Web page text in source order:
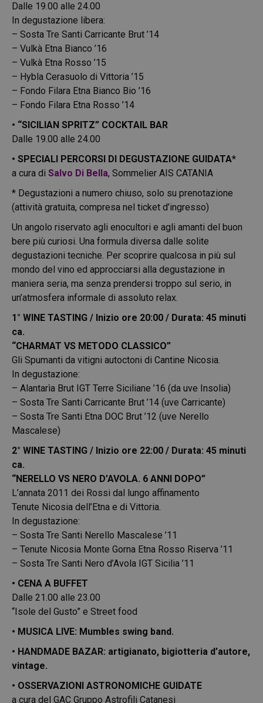
Dalle 19.00 alle 24.00
In degustazione libera:
– Sosta Tre Santi Carricante Brut ’14
– Vulkà Etna Bianco ’16
– Vulkà Etna Rosso ’15
– Hybla Cerasuolo di Vittoria ’15
– Fondo Filara Etna Bianco Bio ’16
– Fondo Filara Etna Rosso ’14
• “SICILIAN SPRITZ” COCKTAIL BAR
Dalle 19.00 alle 24.00
• SPECIALI PERCORSI DI DEGUSTAZIONE GUIDATA*
a cura di Salvo Di Bella, Sommelier AIS CATANIA
* Degustazioni a numero chiuso, solo su prenotazione
(attività gratuita, compresa nel ticket d’ingresso)
Un angolo riservato agli enocultori e agli amanti del buon
bere più curiosi. Una formula diversa dalle solite
degustazioni tecniche. Per scoprire qualcosa in più sul
mondo del vino ed approcciarsi alla degustazione in
maniera seria, ma senza prendersi troppo sul serio, in
un’atmosfera informale di assoluto relax.
1° WINE TASTING / Inizio ore 20:00 / Durata: 45 minuti
ca.
“CHARMAT VS METODO CLASSICO”
Gli Spumanti da vitigni autoctoni di Cantine Nicosia.
In degustazione:
– Alantarìa Brut IGT Terre Siciliane ’16 (da uve Insolia)
– Sosta Tre Santi Carricante Brut ’14 (uve Carricante)
– Sosta Tre Santi Etna DOC Brut ’12 (uve Nerello
Mascalese)
2° WINE TASTING / Inizio ore 22:00 / Durata: 45 minuti
ca.
“NERELLO VS NERO D’AVOLA. 6 ANNI DOPO”
L’annata 2011 dei Rossi dal lungo affinamento
Tenute Nicosia dell’Etna e di Vittoria.
In degustazione:
– Sosta Tre Santi Nerello Mascalese ’11
– Tenute Nicosia Monte Gorna Etna Rosso Riserva ’11
– Sosta Tre Santi Nero d’Avola IGT Sicilia ’11
• CENA A BUFFET
Dalle 21.00 alle 23.00
“Isole del Gusto” e Street food
• MUSICA LIVE: Mumbles swing band.
• HANDMADE BAZAR: artigianato, bigiotteria d’autore,
vintage.
• OSSERVAZIONI ASTRONOMICHE GUIDATE
a cura del GAC Gruppo Astrofili Catanesi